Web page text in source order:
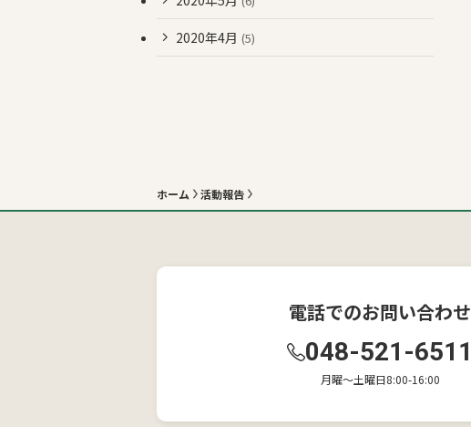
2020年4月 (5)
ホーム 活動報告
電話でのお問い合わせ
048-521-6511
月曜〜土曜日8:00-16:00